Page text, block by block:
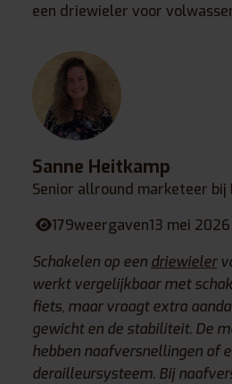
een driewieler voor
Sanne Heitkamp
Senior allround marketeer bij
179weergaven13 mei 2026
Schakelen op een driewieler
werkt vergelijkbaar met
fiets, maar vraagt extra
gewicht en de stabiliteit. De
hebben naafversnellingen of
derailleursysteem. Bij